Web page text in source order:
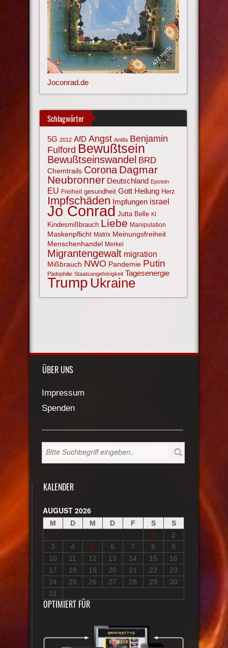
Joconrad.de
Schlagwörter
5G 2012 AfD Angst Antifa Benjamin
Fulford Bewußtsein
Bewußtseinswandel BRD
Chemtrails Corona Dagmar
Neubronner Deutschland Epstein
EU Freiheit gesundheit Gott Heilung Herz
Impfschäden Impfungen israel
Jo Conrad Jutta Belle KI
Kindesmißbrauch Liebe Manipulation
Maskenpflicht Matrix Meinungsfreiheit
Menschenhandel Merkel
Migrantengewalt migration
Mißbrauch NWO Pandemie Putin
Pädophilie Staatsangehörigkeit Tagesenergie
Trump Ukraine
ÜBER UNS
Impressum
Spenden
KALENDER
AUGUST 2026
M D M D F S
S
1
2
3
4 5 6 7 8
9
10
11 12 13 14 15
16
17
18 19 20 21 22
23
24
25 26 27 28 29
30
31
OPTIMIERT FÜR